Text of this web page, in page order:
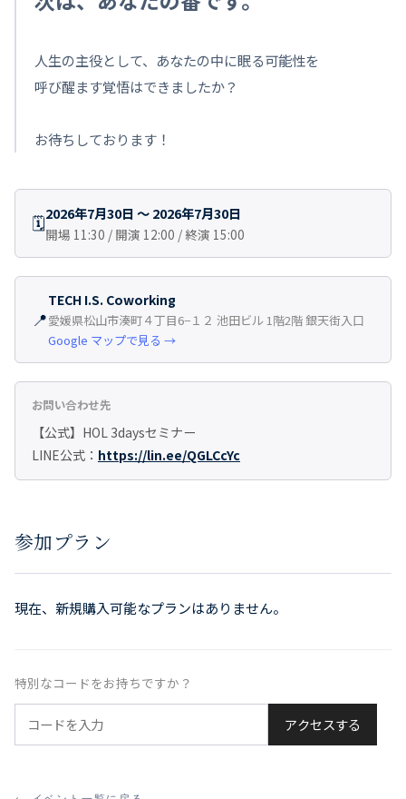
人生の主役として、あなたの中に眠る可能性を
呼び醒ます覚悟はできましたか？
お待ちしております！
🗓2026年7月30日 〜 2026年7月30日
開場 11:30 / 開演 12:00 / 終演 15:00
📍
TECH I.S. Coworking
愛媛県松山市湊町４丁目6−１２ 池田ビル 1階2階 銀天街入口
Google マップで見る →
お問い合わせ先
【公式】HOL 3daysセミナー
LINE公式： https://lin.ee/QGLCcYc
参加プラン
現在、新規購入可能なプランはありません。
特別なコードをお持ちですか？
アクセスする